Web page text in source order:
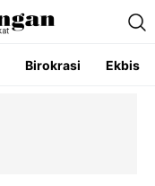
Birokrasi Ekbis